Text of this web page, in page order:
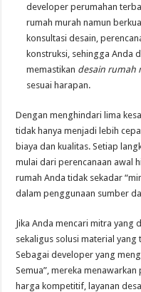
developer perumahan
rumah murah namun
konsultasi desain,
konstruksi, sehingga Anda
memastikan desain rumah
sesuai harapan.
Dengan menghindari lima
tidak hanya menjadi lebih
biaya dan kualitas. Setiap
mulai dari perencanaan awal
rumah Anda tidak sekadar
dalam penggunaan sumber
Jika Anda mencari mitra yang
sekaligus solusi material yang
Sebagai developer yang
Semua”, mereka
harga kompetitif, layanan